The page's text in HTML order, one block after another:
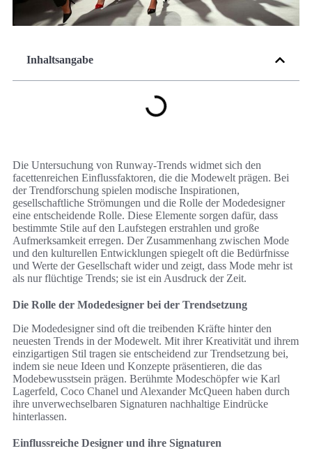
Inhaltsangabe
Die Untersuchung von Runway-Trends widmet sich den
facettenreichen Einflussfaktoren, die die Modewelt prägen. Bei
der Trendforschung spielen modische Inspirationen,
gesellschaftliche Strömungen und die Rolle der Modedesigner
eine entscheidende Rolle. Diese Elemente sorgen dafür, dass
bestimmte Stile auf den Laufstegen erstrahlen und große
Aufmerksamkeit erregen. Der Zusammenhang zwischen Mode
und den kulturellen Entwicklungen spiegelt oft die Bedürfnisse
und Werte der Gesellschaft wider und zeigt, dass Mode mehr ist
als nur flüchtige Trends; sie ist ein Ausdruck der Zeit.
Die Rolle der Modedesigner bei der Trendsetzung
Die Modedesigner sind oft die treibenden Kräfte hinter den
neuesten Trends in der Modewelt. Mit ihrer Kreativität und ihrem
einzigartigen Stil tragen sie entscheidend zur Trendsetzung bei,
indem sie neue Ideen und Konzepte präsentieren, die das
Modebewusstsein prägen. Berühmte Modeschöpfer wie Karl
Lagerfeld, Coco Chanel und Alexander McQueen haben durch
ihre unverwechselbaren Signaturen nachhaltige Eindrücke
hinterlassen.
Einflussreiche Designer und ihre Signaturen